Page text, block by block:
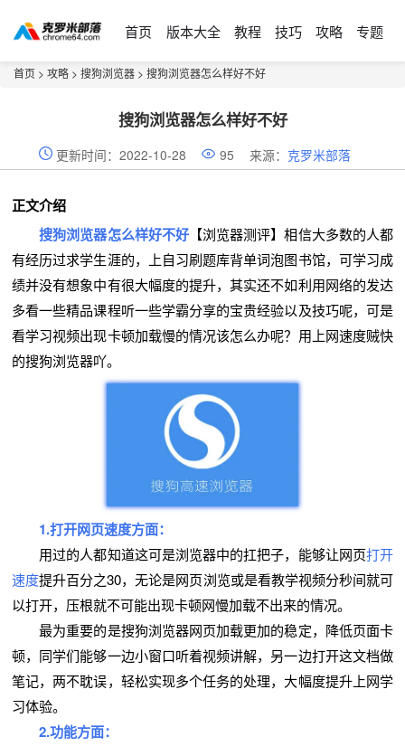
首页 版本大全 教程 技巧 攻略 专题
首页 > 攻略 > 搜狗浏览器 > 搜狗浏览器怎么样好不好
搜狗浏览器怎么样好不好
更新时间：2022-10-28 95 来源： 克罗米部落
正文介绍
搜狗浏览器怎么样好不好【浏览器测评】相信大多数的人都
有经历过求学生涯的，上自习刷题库背单词泡图书馆，可学习成
绩并没有想象中有很大幅度的提升，其实还不如利用网络的发达
多看一些精品课程听一些学霸分享的宝贵经验以及技巧呢，可是
看学习视频出现卡顿加载慢的情况该怎么办呢？用上网速度贼快
的搜狗浏览器吖。
1.打开网页速度方面：
用过的人都知道这可是浏览器中的扛把子，能够让网页打开
速度提升百分之30，无论是网页浏览或是看教学视频分秒间就可
以打开，压根就不可能出现卡顿网慢加载不出来的情况。
最为重要的是搜狗浏览器网页加载更加的稳定，降低页面卡
顿，同学们能够一边小窗口听着视频讲解，另一边打开这文档做
笔记，两不耽误，轻松实现多个任务的处理，大幅度提升上网学
习体验。
2.功能方面：